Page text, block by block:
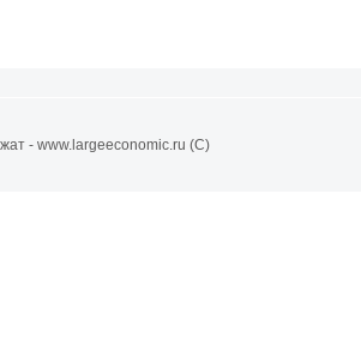
- www.largeeconomic.ru (C)